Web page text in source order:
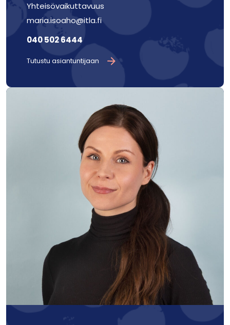
Yhteisövaikuttavuus
maria.isoaho@itla.fi
040 502 6444
Tutustu asiantuntijaan